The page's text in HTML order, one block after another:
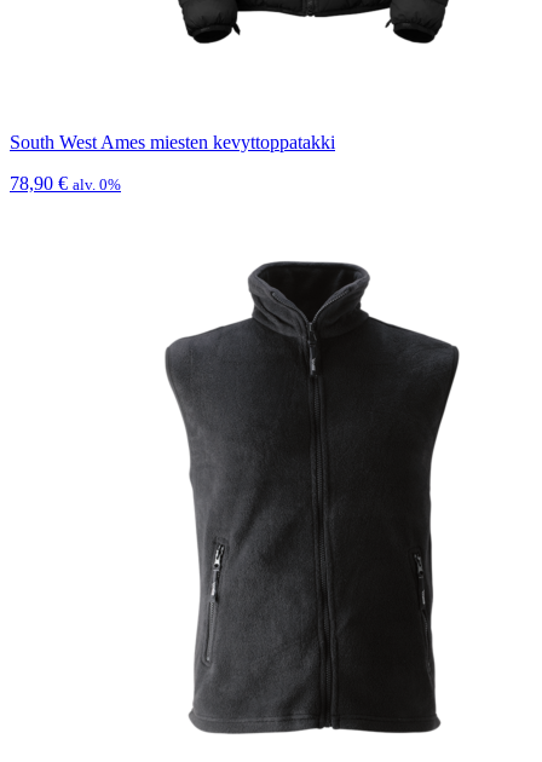
South West Ames miesten kevyttoppatakki
78,90 € alv. 0%